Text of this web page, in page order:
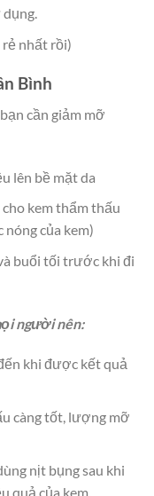
rẻ nhất rồi)
Bình
cần giảm mỡ
lên bề mặt da
kem thẩm thấu
của kem)
buổi tối trước khi đi
người nên:
khi được kết quả
càng tốt, lượng mỡ
nịt bụng sau khi
quả của kem.